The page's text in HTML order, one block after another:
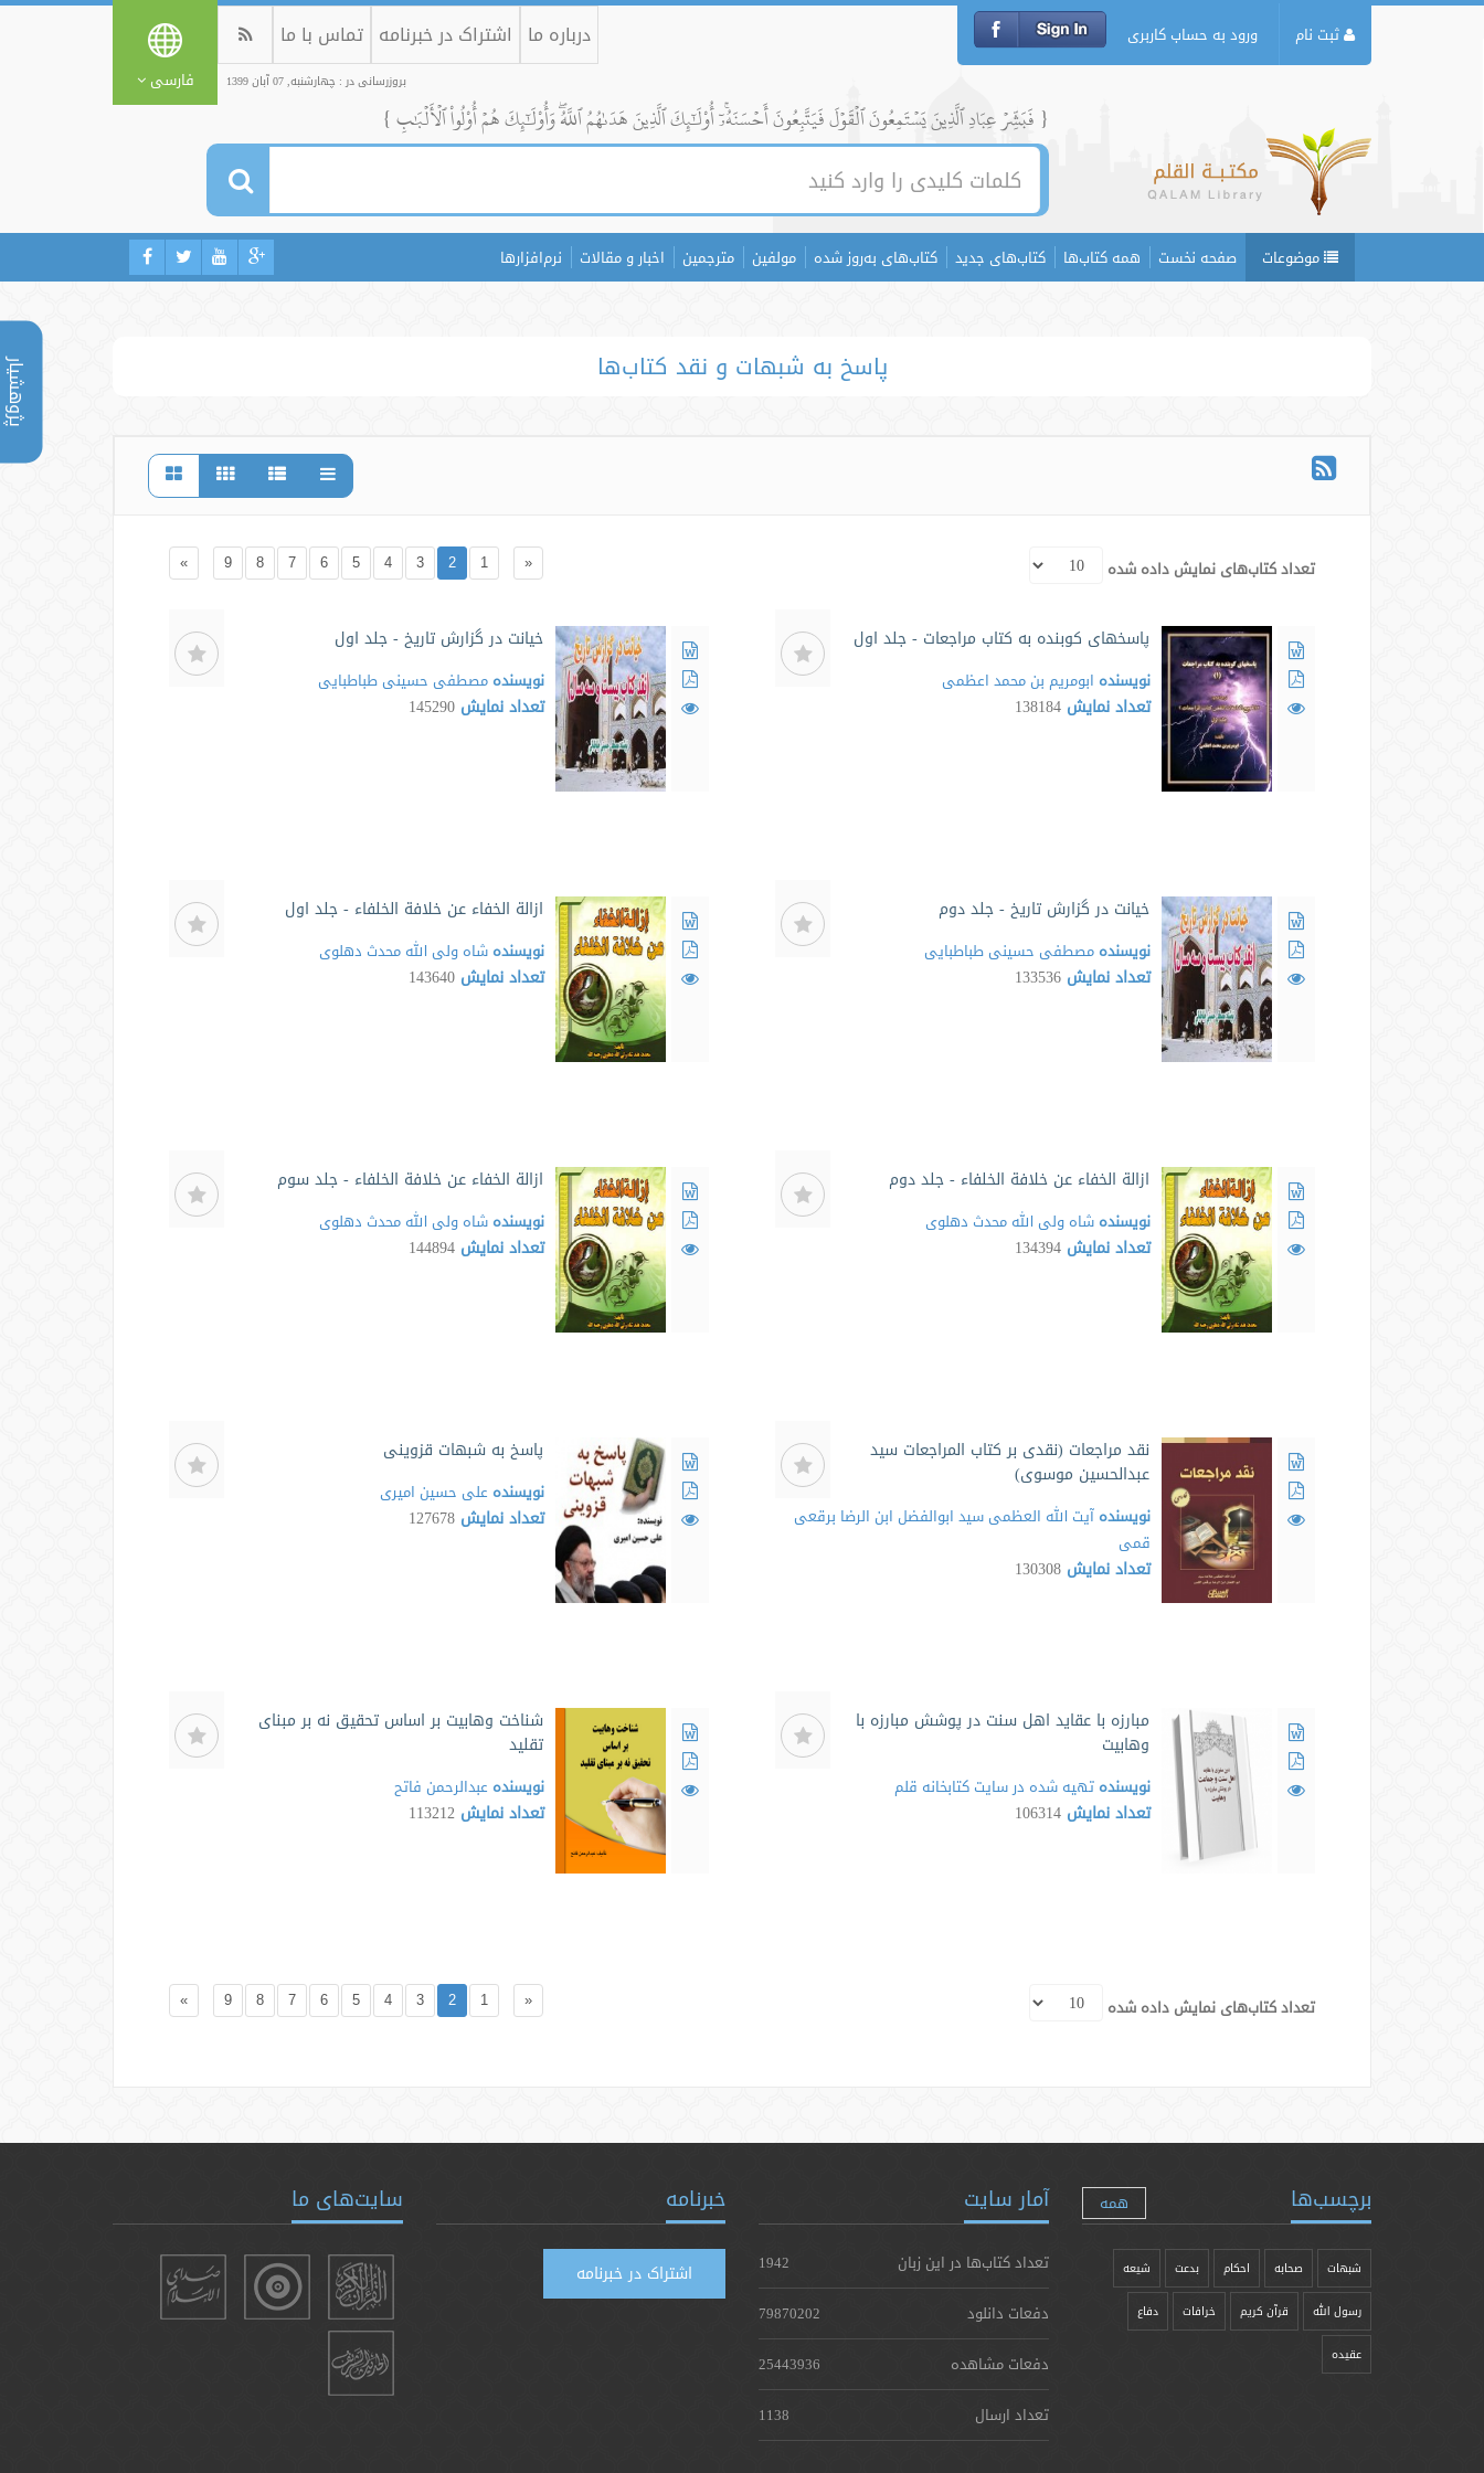
پژوهشیار
ثبت نام ورود به حساب کاربری درباره ما اشتراک در خبرنامه تماس با ما
بروزرسانی در : چهارشنبه, 07 آبان 1399 فارسی
{ فَبَشِّرۡ عِبَادِ ٱلَّذِينَ يَسۡتَمِعُونَ ٱلۡقَوۡلَ فَيَتَّبِعُونَ أَحۡسَنَهُۥٓۚ أُوْلَٰٓئِكَ ٱلَّذِينَ هَدَىٰهُمُ ٱللَّهُۖ وَأُوْلَٰٓئِكَ هُمۡ أُوْلُواْ ٱلۡأَلۡبَٰبِ }
موضوعات صفحه نخست همه کتاب‌ها کتاب‌های جدید کتاب‌های به‌روز شده مولفین مترجمین اخبار و مقالات نرم‌افزارها
پاسخ به شبهات و نقد کتاب‌ها
تعداد کتاب‌های نمایش داده شده «
1
2
3
4
5
6
7
8
9
»
پاسخهای کوبنده به کتاب مراجعات - جلد اول
نویسنده ابومریم بن محمد اعظمی
تعداد نمایش 138184
خیانت در گزارش تاریخ - جلد اول
نویسنده مصطفی حسینی طباطبایی
تعداد نمایش 145290
خیانت در گزارش تاریخ - جلد دوم
نویسنده مصطفی حسینی طباطبایی
تعداد نمایش 133536
ازالة الخفاء عن خلافة الخلفاء - جلد اول
نویسنده شاه ولی الله محدث دهلوی
تعداد نمایش 143640
ازالة الخفاء عن خلافة الخلفاء - جلد دوم
نویسنده شاه ولی الله محدث دهلوی
تعداد نمایش 134394
ازالة الخفاء عن خلافة الخلفاء - جلد سوم
نویسنده شاه ولی الله محدث دهلوی
تعداد نمایش 144894
نقد مراجعات (نقدی بر کتاب المراجعات سید
عبدالحسین موسوی)
نویسنده آیت الله العظمی سید ابوالفضل ابن الرضا برقعی
قمی
تعداد نمایش 130308
پاسخ به شبهات قزوینی
نویسنده علی حسین امیری
تعداد نمایش 127678
مبارزه با عقايد اهل سنت در پوشش مبارزه با
وهابيت
نویسنده تهیه شده در سایت كتابخانه قلم
تعداد نمایش 106314
شناخت وهابیت بر اساس تحقیق نه بر مبنای
تقلید
نویسنده عبدالرحمن فاتح
تعداد نمایش 113212
تعداد کتاب‌های نمایش داده شده «
1
2
3
4
5
6
7
8
9
»
برچسب‌ها همه
شبهات صحابه احکام بدعت شیعه
رسول الله قرآن کریم خرافات دفاع
عقیده
آمار سایت
تعداد کتاب‌ها در این زبان
1942
دفعات دانلود
79870202
دفعات مشاهده
25443936
تعداد ارسال
1138
خبرنامه
اشتراک در خبرنامه
سایت‌های ما